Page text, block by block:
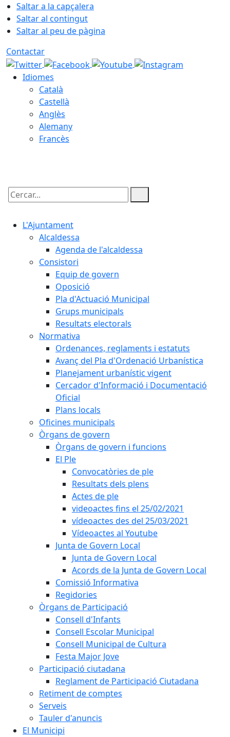
Saltar a la capçalera
Saltar al contingut
Saltar al peu de pàgina
Contactar
Idiomes
Català
Castellà
Anglès
Alemany
Francès
Cercar:
L'Ajuntament
Alcaldessa
Agenda de l'alcaldessa
Consistori
Equip de govern
Oposició
Pla d'Actuació Municipal
Grups municipals
Resultats electorals
Normativa
Ordenances, reglaments i estatuts
Avanç del Pla d'Ordenació Urbanística
Planejament urbanístic vigent
Cercador d'Informació i Documentació
Oficial
Plans locals
Oficines municipals
Òrgans de govern
Òrgans de govern i funcions
El Ple
Convocatòries de ple
Resultats dels plens
Actes de ple
videoactes fins el 25/02/2021
vídeoactes des del 25/03/2021
Vídeoactes al Youtube
Junta de Govern Local
Junta de Govern Local
Acords de la Junta de Govern Local
Comissió Informativa
Regidories
Òrgans de Participació
Consell d'Infants
Consell Escolar Municipal
Consell Municipal de Cultura
Festa Major Jove
Participació ciutadana
Reglament de Participació Ciutadana
Retiment de comptes
Serveis
Tauler d'anuncis
El Municipi